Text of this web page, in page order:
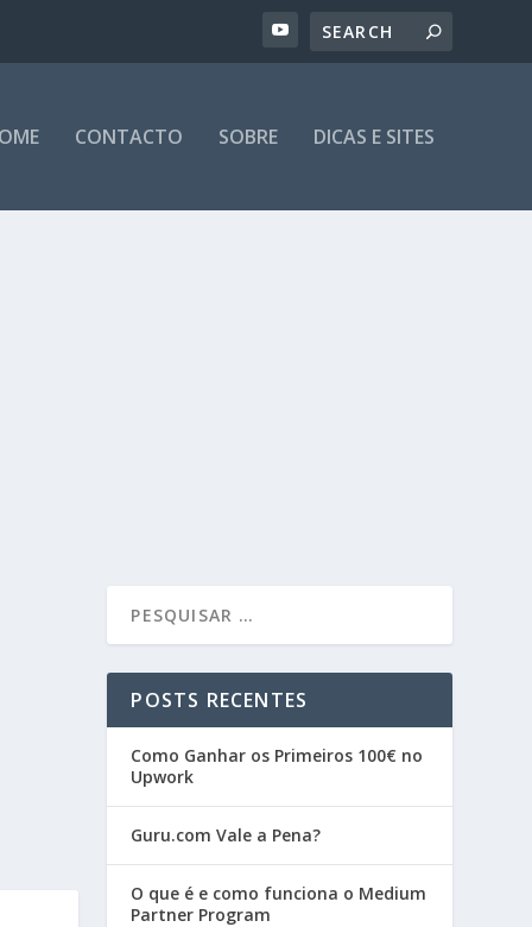
CONTACTO SOBRE DICAS E SITES
POSTS RECENTES
Como Ganhar os Primeiros 100€ no
Upwork
Guru.com Vale a Pena?
O que é e como funciona o Medium
Partner Program